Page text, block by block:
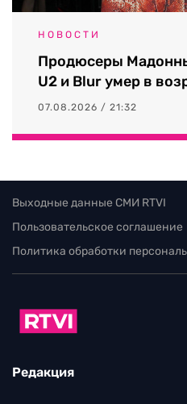
НОВОСТИ
Продюсеры
U2 и Blur умер в
07.08.2026 / 21:32
Выходные данные СМИ RTVI
Пользовательское соглашение
Политика обработки
Редакция